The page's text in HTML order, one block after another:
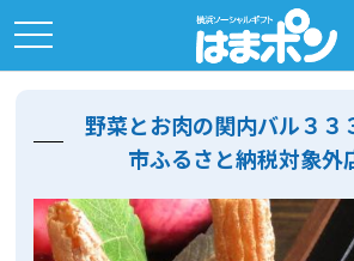
toggle
navigation
野菜とお肉の関内バル３
市ふるさと納税対象外